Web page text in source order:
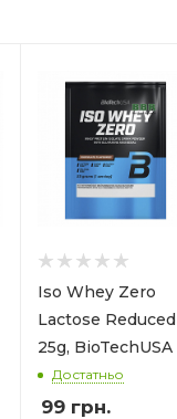
Iso Whey Zero
Lactose Reduced
25g, BioTechUSA
Достатньо
99 грн.